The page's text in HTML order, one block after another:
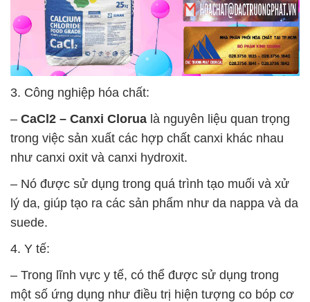
3. Công nghiệp hóa chất:
– CaCl2 – Canxi Clorua là nguyên liệu quan trọng
trong việc sản xuất các hợp chất canxi khác nhau
như canxi oxit và canxi hydroxit.
– Nó được sử dụng trong quá trình tạo muối và xử
lý da, giúp tạo ra các sản phẩm như da nappa và da
suede.
4. Y tế:
– Trong lĩnh vực y tế, có thể được sử dụng trong
một số ứng dụng như điều trị hiện tượng co bóp cơ